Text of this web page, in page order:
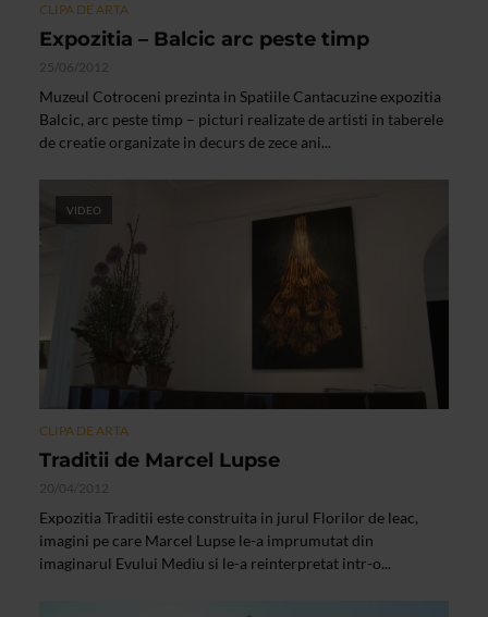
CLIPA DE ARTA
Expozitia – Balcic arc peste timp
25/06/2012
Muzeul Cotroceni prezinta in Spatiile Cantacuzine expozitia
Balcic, arc peste timp – picturi realizate de artisti in taberele
de creatie organizate in decurs de zece ani...
VIDEO
CLIPA DE ARTA
Traditii de Marcel Lupse
20/04/2012
Expozitia Traditii este construita in jurul Florilor de leac,
imagini pe care Marcel Lupse le-a imprumutat din
imaginarul Evului Mediu si le-a reinterpretat intr-o...